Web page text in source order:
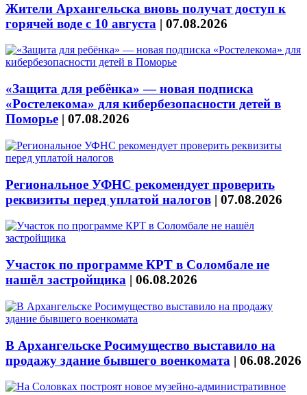
Жители Архангельска вновь получат доступ к
горячей воде с 10 августа | 07.08.2026
«Защита для ребёнка» — новая подписка
«Ростелекома» для кибербезопасности детей в
Поморье | 07.08.2026
Региональное УФНС рекомендует проверить
реквизиты перед уплатой налогов | 07.08.2026
Участок по программе КРТ в Соломбале не
нашёл застройщика | 06.08.2026
В Архангельске Росимущество выставило на
продажу здание бывшего военкомата | 06.08.2026